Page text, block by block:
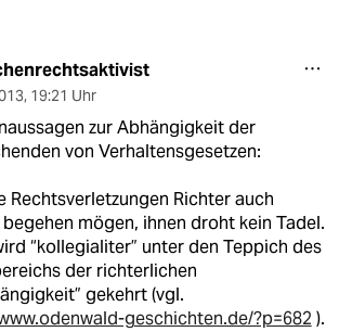
, 19:21 Uhr
zur Abhängigkeit der
von Verhaltensgesetzen:
Rechtsverletzungen Richter auch
mögen, ihnen droht kein Tadel.
“kollegialiter” unter den Teppich des
der richterlichen
gekehrt (vgl.
geschichten.de/?p=682 ).